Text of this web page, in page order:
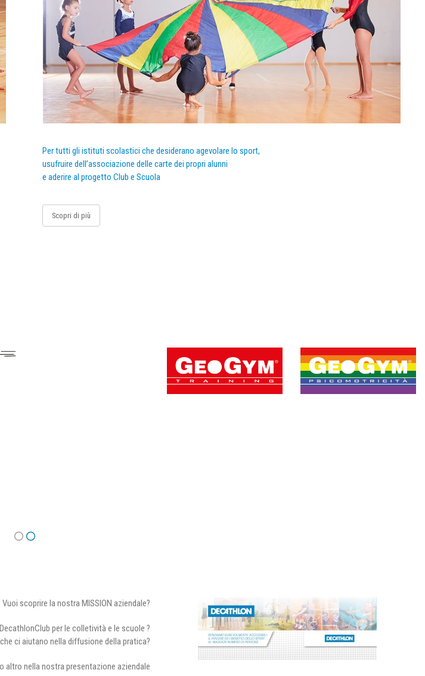
Per tutti gli istituti scolastici che desiderano agevolare lo sport,
usufruire dell’associazione delle carte dei propri alunni
e aderire al progetto Club e Scuola
Scopri di più
scoprire la nostra MISSION aziendale?
per le colletività e le scuole ?
ci aiutano nella diffusione della pratica?
altro nella nostra presentazione aziendale